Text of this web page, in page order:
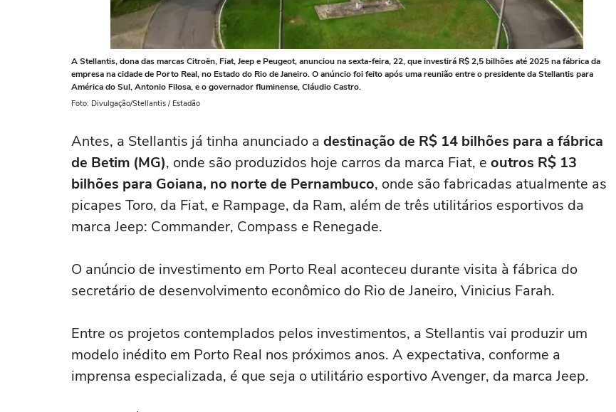
A Stellantis, dona das marcas Citroën, Fiat, Jeep e Peugeot, anunciou na sexta-feira, 22, que investirá R$ 2,5 bilhões até 2025 na fábrica da
empresa na cidade de Porto Real, no Estado do Rio de Janeiro. O anúncio foi feito após uma reunião entre o presidente da Stellantis para
América do Sul, Antonio Filosa, e o governador fluminense, Cláudio Castro.
Foto: Divulgação/Stellantis / Estadão
Antes, a Stellantis já tinha anunciado a destinação de R$ 14 bilhões para a fábrica
de Betim (MG), onde são produzidos hoje carros da marca Fiat, e outros R$ 13
bilhões para Goiana, no norte de Pernambuco, onde são fabricadas atualmente as
picapes Toro, da Fiat, e Rampage, da Ram, além de três utilitários esportivos da
marca Jeep: Commander, Compass e Renegade.
O anúncio de investimento em Porto Real aconteceu durante visita à fábrica do
secretário de desenvolvimento econômico do Rio de Janeiro, Vinicius Farah.
Entre os projetos contemplados pelos investimentos, a Stellantis vai produzir um
modelo inédito em Porto Real nos próximos anos. A expectativa, conforme a
imprensa especializada, é que seja o utilitário esportivo Avenger, da marca Jeep.